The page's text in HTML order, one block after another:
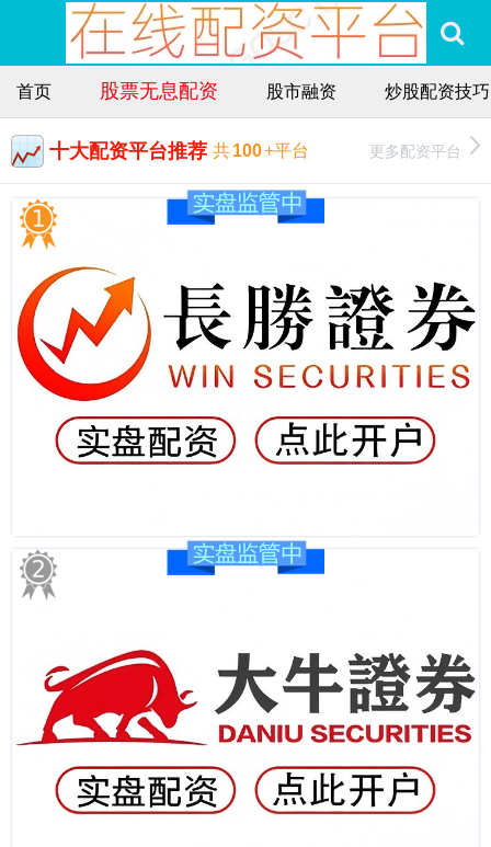
首页 股票无息配资 股市融资 炒股配资技巧
十大配资平台推荐 共100+平台 更多配资平台